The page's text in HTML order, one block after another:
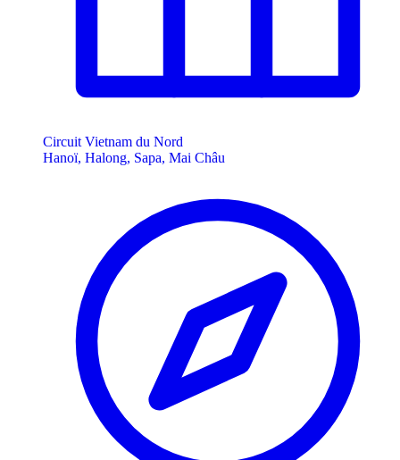
Circuit Vietnam du Nord
Hanoï, Halong, Sapa, Mai Châu